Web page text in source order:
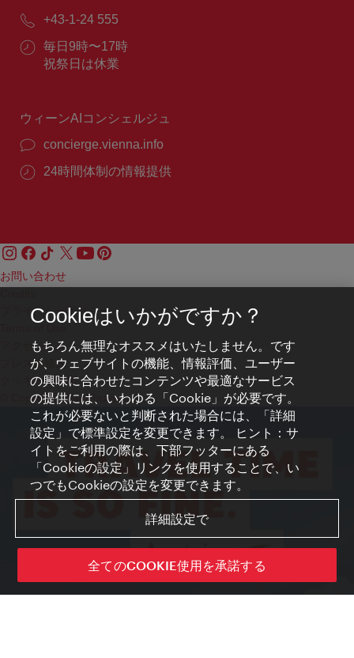
ー
ル：
電
番
号：
+43-1-24 555
営
業
毎日9時〜17時
祝祭日は休業
ウィーンAIコンシェルジュ
concierge.vienna.info
24時間体制の情報提供
お問い合わせ
プライバシーポリシー
アクセシビリティ
プレス連絡先
クッキーの設定
© Copyright WienTourismus
Cookieはいかがですか？
もちろん無理なオススメはいたしません。です
が、ウェブサイトの機能、情報評価、ユーザー
の興味に合わせたコンテンツや最適なサービス
の提供には、いわゆる「Cookie」が必要です。
これが必要ないと判断された場合には、「詳細
設定」で標準設定を変更できます。 ヒント：サ
イトをご利用の際は、下部フッターにある
「Cookieの設定」リンクを使用することで、い
つでもCookieの設定を変更できます。
詳細設定で
全てのCOOKIE使用を承諾する